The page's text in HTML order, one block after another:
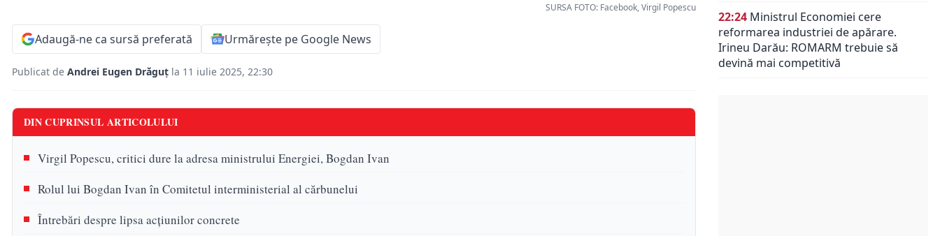
SURSA FOTO: Facebook, Virgil Popescu
Adaugă-ne ca sursă preferată Urmărește pe Google News
Publicat de Andrei Eugen Drăguț la 11 iulie 2025, 22:30
DIN CUPRINSUL ARTICOLULUI
Virgil Popescu, critici dure la adresa ministrului Energiei, Bogdan Ivan
Rolul lui Bogdan Ivan în Comitetul interministerial al cărbunelui
Întrebări despre lipsa acțiunilor concrete
22:24 Ministrul Economiei cere
reformarea industriei de apărare.
Irineu Darău: ROMARM trebuie să
devină mai competitivă